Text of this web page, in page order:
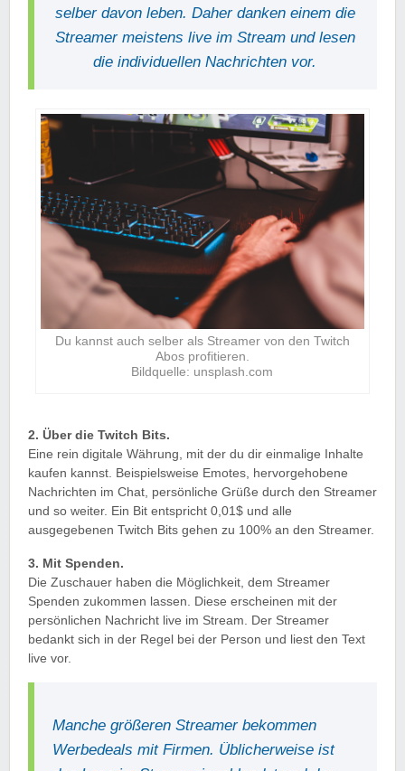
selber davon leben. Daher danken einem die
Streamer meistens live im Stream und lesen
die individuellen Nachrichten vor.
Du kannst auch selber als Streamer von den Twitch
Abos profitieren.
Bildquelle: unsplash.com
2. Über die Twitch Bits.
Eine rein digitale Währung, mit der du dir einmalige Inhalte
kaufen kannst. Beispielsweise Emotes, hervorgehobene
Nachrichten im Chat, persönliche Grüße durch den Streamer
und so weiter. Ein Bit entspricht 0,01$ und alle
ausgegebenen Twitch Bits gehen zu 100% an den Streamer.
3. Mit Spenden.
Die Zuschauer haben die Möglichkeit, dem Streamer
Spenden zukommen lassen. Diese erscheinen mit der
persönlichen Nachricht live im Stream. Der Streamer
bedankt sich in der Regel bei der Person und liest den Text
live vor.
Manche größeren Streamer bekommen
Werbedeals mit Firmen. Üblicherweise ist